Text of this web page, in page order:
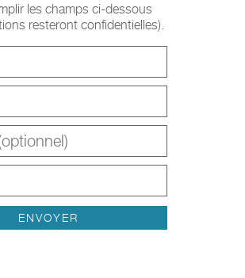
les champs ci-dessous
resteront confidentielles).
ENVOYER